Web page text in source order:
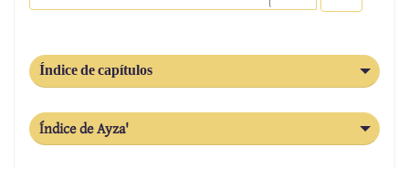
Índice de capítulos
Índice de Ayza'